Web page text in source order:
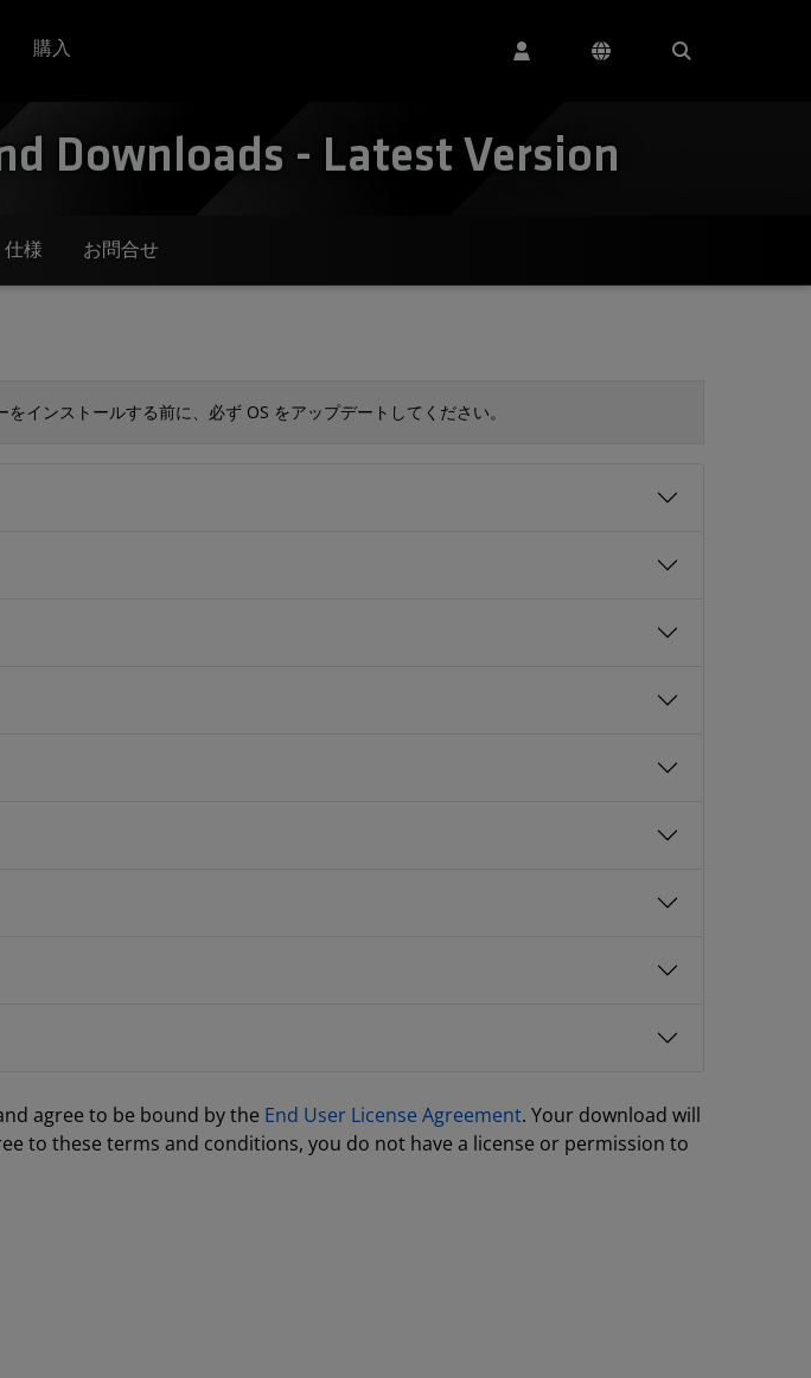
購入
Downloads - Latest Version
仕様 お問合せ
インストールする前に、必ず OS をアップデートしてください。
agree to be bound by the End User License Agreement. Your download will
to these terms and conditions, you do not have a license or permission to